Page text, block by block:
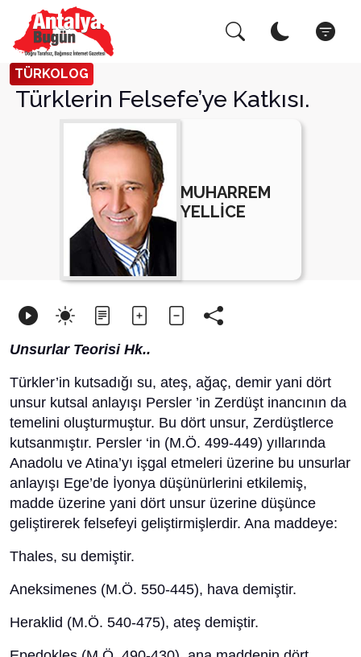
TÜRKOLOG
Türklerin Felsefe’ye Katkısı.
MUHARREM
YELLİCE
Unsurlar Teorisi Hk..
Türkler’in kutsadığı su, ateş, ağaç, demir yani dört
unsur kutsal anlayışı Persler ’in Zerdüşt inancının da
temelini oluşturmuştur. Bu dört unsur, Zerdüştlerce
kutsanmıştır. Persler ‘in (M.Ö. 499-449) yıllarında
Anadolu ve Atina’yı işgal etmeleri üzerine bu unsurlar
anlayışı Ege’de İyonya düşünürlerini etkilemiş,
madde üzerine yani dört unsur üzerine düşünce
geliştirerek felsefeyi geliştirmişlerdir. Ana maddeye:
Thales, su demiştir.
Aneksimenes (M.Ö. 550-445), hava demiştir.
Heraklid (M.Ö. 540-475), ateş demiştir.
Arama Yap! Kapat